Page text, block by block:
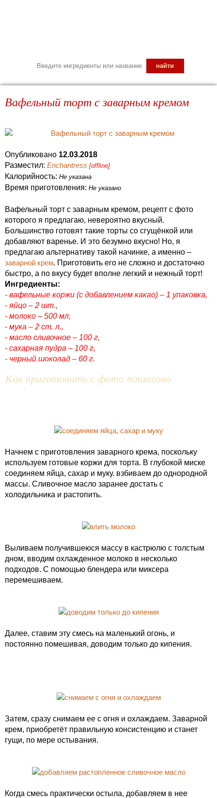
Вафельный торт с заварным кремом
Опубликовано 12.03.2018
Разместил: Enchantress [offline]
Калорийность: Не указана
Время приготовления: Не указано
Вафельный торт с заварным кремом, рецепт с фото
которого я предлагаю, невероятно вкусный.
Большинство готовят такие торты со сгущёнкой или
добавляют варенье. И это безумно вкусно! Но, я
предлагаю альтернативу такой начинке, а именно –
заварной крем. Приготовить его не сложно и достаточно
быстро, а по вкусу будет вполне легкий и нежный торт!
Ингредиенты:
- вафельные коржи (с добавлением какао) – 1 упаковка,
- яйцо – 2 шт.,
- молоко – 500 мл,
- мука – 2 ст. л.,
- масло сливочное – 100 г,
- сахарная пудра – 100 г,
- черный шоколад – 60 г.
Как приготовить с фото пошагово
Начнем с приготовления заварного крема, поскольку
используем готовые коржи для торта. В глубокой миске
соединяем яйца, сахар и муку. взбиваем до однородной
массы. Сливочное масло заранее достать с
холодильника и растопить.
Выливаем получившеюся массу в кастрюлю с толстым
дном, вводим охлажденное молоко в несколько
подходов. С помощью блендера или миксера
перемешиваем.
Далее, ставим эту смесь на маленький огонь, и
постоянно помешивая, доводим только до кипения.
Затем, сразу снимаем ее с огня и охлаждаем. Заварной
крем, приобретёт правильную консистенцию и станет
гущи, по мере остывания.
Когда смесь практически остыла, добавляем в нее